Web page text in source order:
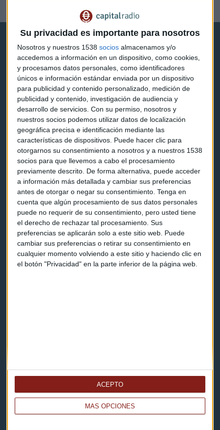
Su privacidad es importante para nosotros
Nosotros y nuestros 1538 socios almacenamos y/o
accedemos a información en un dispositivo, como cookies,
y procesamos datos personales, como identificadores
únicos e información estándar enviada por un dispositivo
para publicidad y contenido personalizado, medición de
publicidad y contenido, investigación de audiencia y
desarrollo de servicios. Con su permiso, nosotros y
nuestros socios podemos utilizar datos de localización
geográfica precisa e identificación mediante las
características de dispositivos. Puede hacer clic para
otorgarnos su consentimiento a nosotros y a nuestros 1538
socios para que llevemos a cabo el procesamiento
previamente descrito. De forma alternativa, puede acceder
a información más detallada y cambiar sus preferencias
antes de otorgar o negar su consentimiento. Tenga en
cuenta que algún procesamiento de sus datos personales
puede no requerir de su consentimiento, pero usted tiene
el derecho de rechazar tal procesamiento. Sus
preferencias se aplicarán solo a este sitio web. Puede
cambiar sus preferencias o retirar su consentimiento en
cualquier momento volviendo a este sitio y haciendo clic en
el botón "Privacidad" en la parte inferior de la página web.
MÁS OPCIONES
ACEPTO
Capital Radio
Noticias
Eventos
Consultorios
Programas y podcasts
Contacto & Legal
Contacto
Cómo escucharnos
Política de privacidad